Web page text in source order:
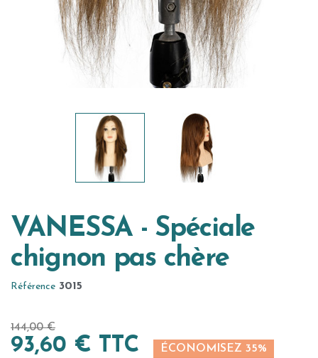
VANESSA - Spéciale
chignon pas chère
Référence 3015
144,00 €
93,60 € TTC ÉCONOMISEZ 35%